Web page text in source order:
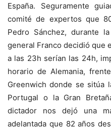
España. Seguramente
comité de expertos que
Pedro Sánchez, durante
general Franco decidió que
a las 23h serían las 24h,
horario de Alemania,
Greenwich donde se sitúa
Portugal o la Gran
dictador nos dejó una
adelantada que 82 años